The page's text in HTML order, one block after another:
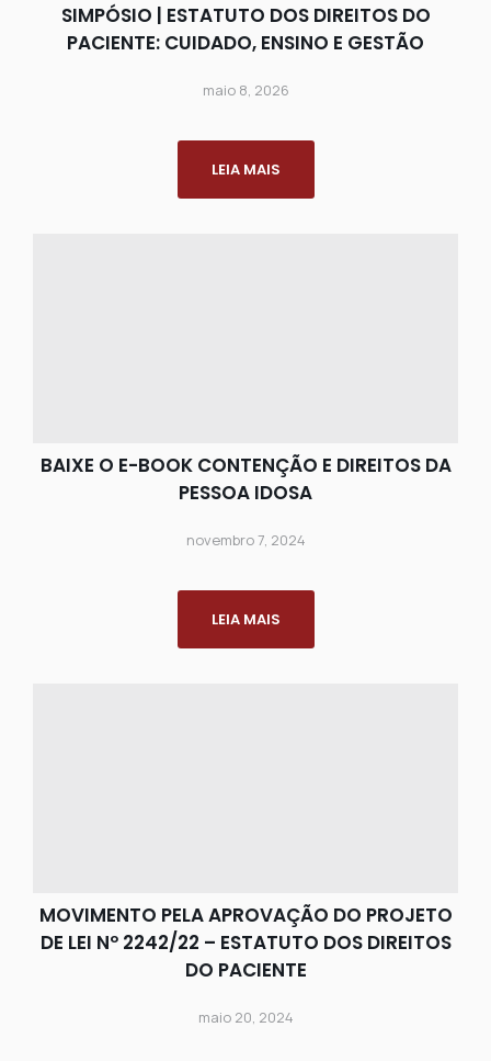
SIMPÓSIO | ESTATUTO DOS DIREITOS DO
PACIENTE: CUIDADO, ENSINO E GESTÃO
maio 8, 2026
LEIA MAIS
BAIXE O E-BOOK CONTENÇÃO E DIREITOS DA
PESSOA IDOSA
novembro 7, 2024
LEIA MAIS
MOVIMENTO PELA APROVAÇÃO DO PROJETO
DE LEI Nº 2242/22 – ESTATUTO DOS DIREITOS
DO PACIENTE
maio 20, 2024